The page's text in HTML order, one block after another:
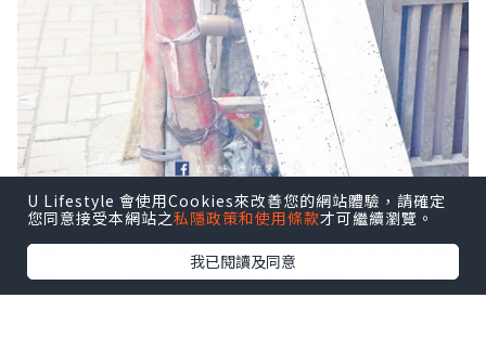
U Lifestyle 會使用Cookies來改善您的網站體驗，請確定
您同意接受本網站之私隱政策和使用條款才可繼續瀏覽。
我已閱讀及同意
去年在太平山街上遇到這家Oldish，被室內裝
潢與門口的一架老爺車吸引著，雖然食物未算
出色，但仍然覺得值得跟大家分享一下。今年